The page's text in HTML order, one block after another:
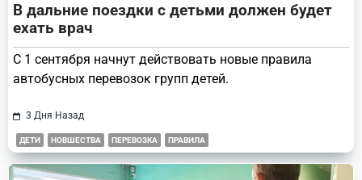
В дальние поездки с детьми должен будет
ехать врач
С 1 сентября начнут действовать новые правила
автобусных перевозок групп детей.
3 Дня Назад
ДЕТИ НОВШЕСТВА ПЕРЕВОЗКА ПРАВИЛА